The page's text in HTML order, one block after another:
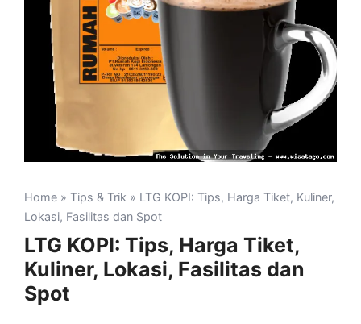
Home » Tips & Trik » LTG KOPI: Tips, Harga Tiket, Kuliner,
Lokasi, Fasilitas dan Spot
LTG KOPI: Tips, Harga Tiket,
Kuliner, Lokasi, Fasilitas dan
Spot